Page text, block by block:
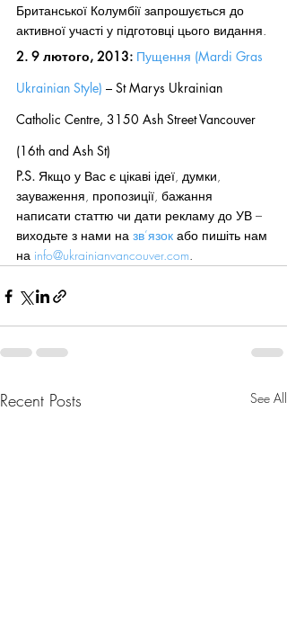
Британської Колумбії запрошується до
активної участі у підготовці цього видання.
2. 9 лютого, 2013: Пущення (Mardi Gras
Ukrainian Style) – St Marys Ukrainian
Catholic Centre, 3150 Ash Street Vancouver
(16th and Ash St)
P.S. Якщо у Вас є цікаві ідеї, думки,
зауваження, пропозиції, бажання
написати статтю чи дати рекламу до УВ –
виходьте з нами на зв’язок або пишіть нам
на info@ukrainianvancouver.com.
Recent Posts See All